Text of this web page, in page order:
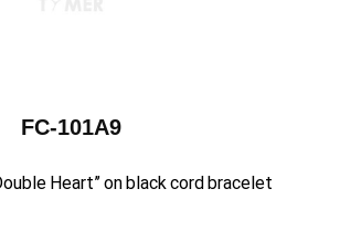
FC-101A9
Heart” on black cord bracelet